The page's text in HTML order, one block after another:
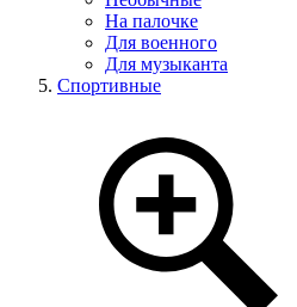
На палочке
Для военного
Для музыканта
Спортивные